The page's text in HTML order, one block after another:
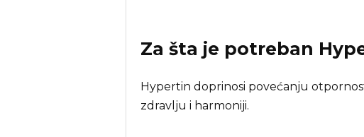
Za šta je potreban
Hypertin doprinosi povećanju
zdravlju i harmoniji.